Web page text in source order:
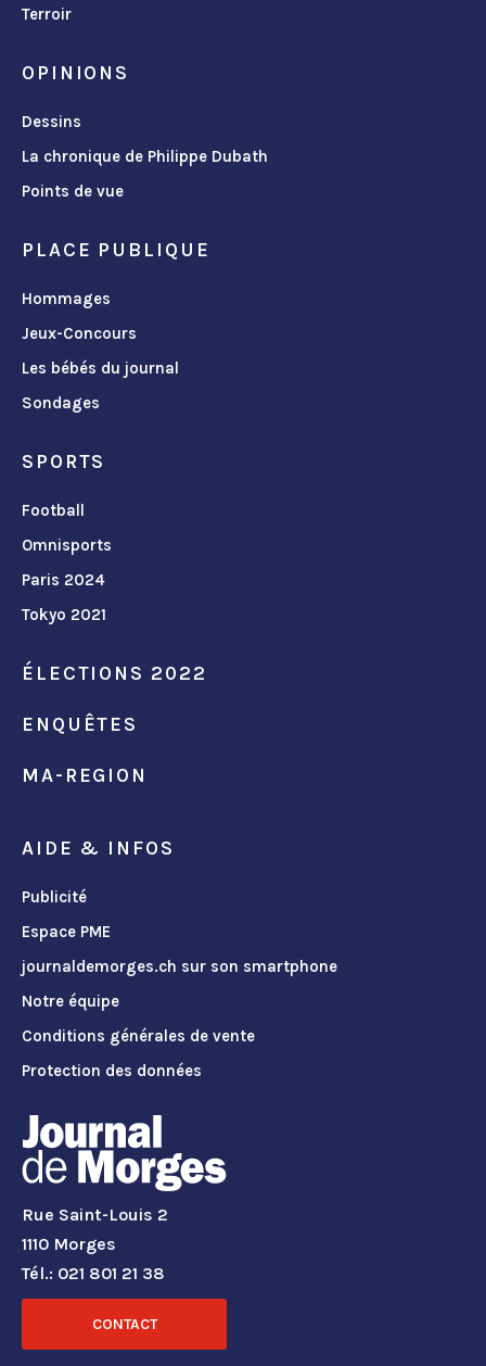
Terroir
OPINIONS
Dessins
La chronique de Philippe Dubath
Points de vue
PLACE PUBLIQUE
Hommages
Jeux-Concours
Les bébés du journal
Sondages
SPORTS
Football
Omnisports
Paris 2024
Tokyo 2021
ÉLECTIONS 2022
ENQUÊTES
MA-REGION
AIDE & INFOS
Publicité
Espace PME
journaldemorges.ch sur son smartphone
Notre équipe
Conditions générales de vente
Protection des données
Rue Saint-Louis 2
1110 Morges
Tél.: 021 801 21 38
CONTACT